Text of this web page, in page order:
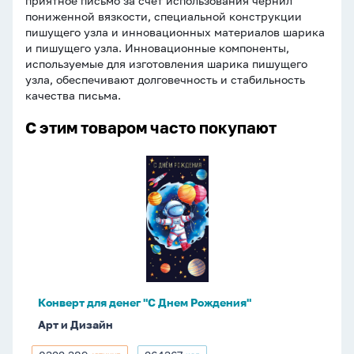
пониженной вязкости, специальной конструкции
пишущего узла и инновационных материалов шарика
и пишущего узла. Инновационные компоненты,
используемые для изготовления шарика пишущего
узла, обеспечивают долговечность и стабильность
качества письма.
С этим товаром часто покупают
Конверт для денег "С Днем Рождения"
Арт и Дизайн